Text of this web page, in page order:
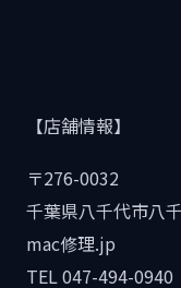
【店舗情報】
〒276-0032
千葉県八千代市八
mac修理.jp
TEL 047-494-0940